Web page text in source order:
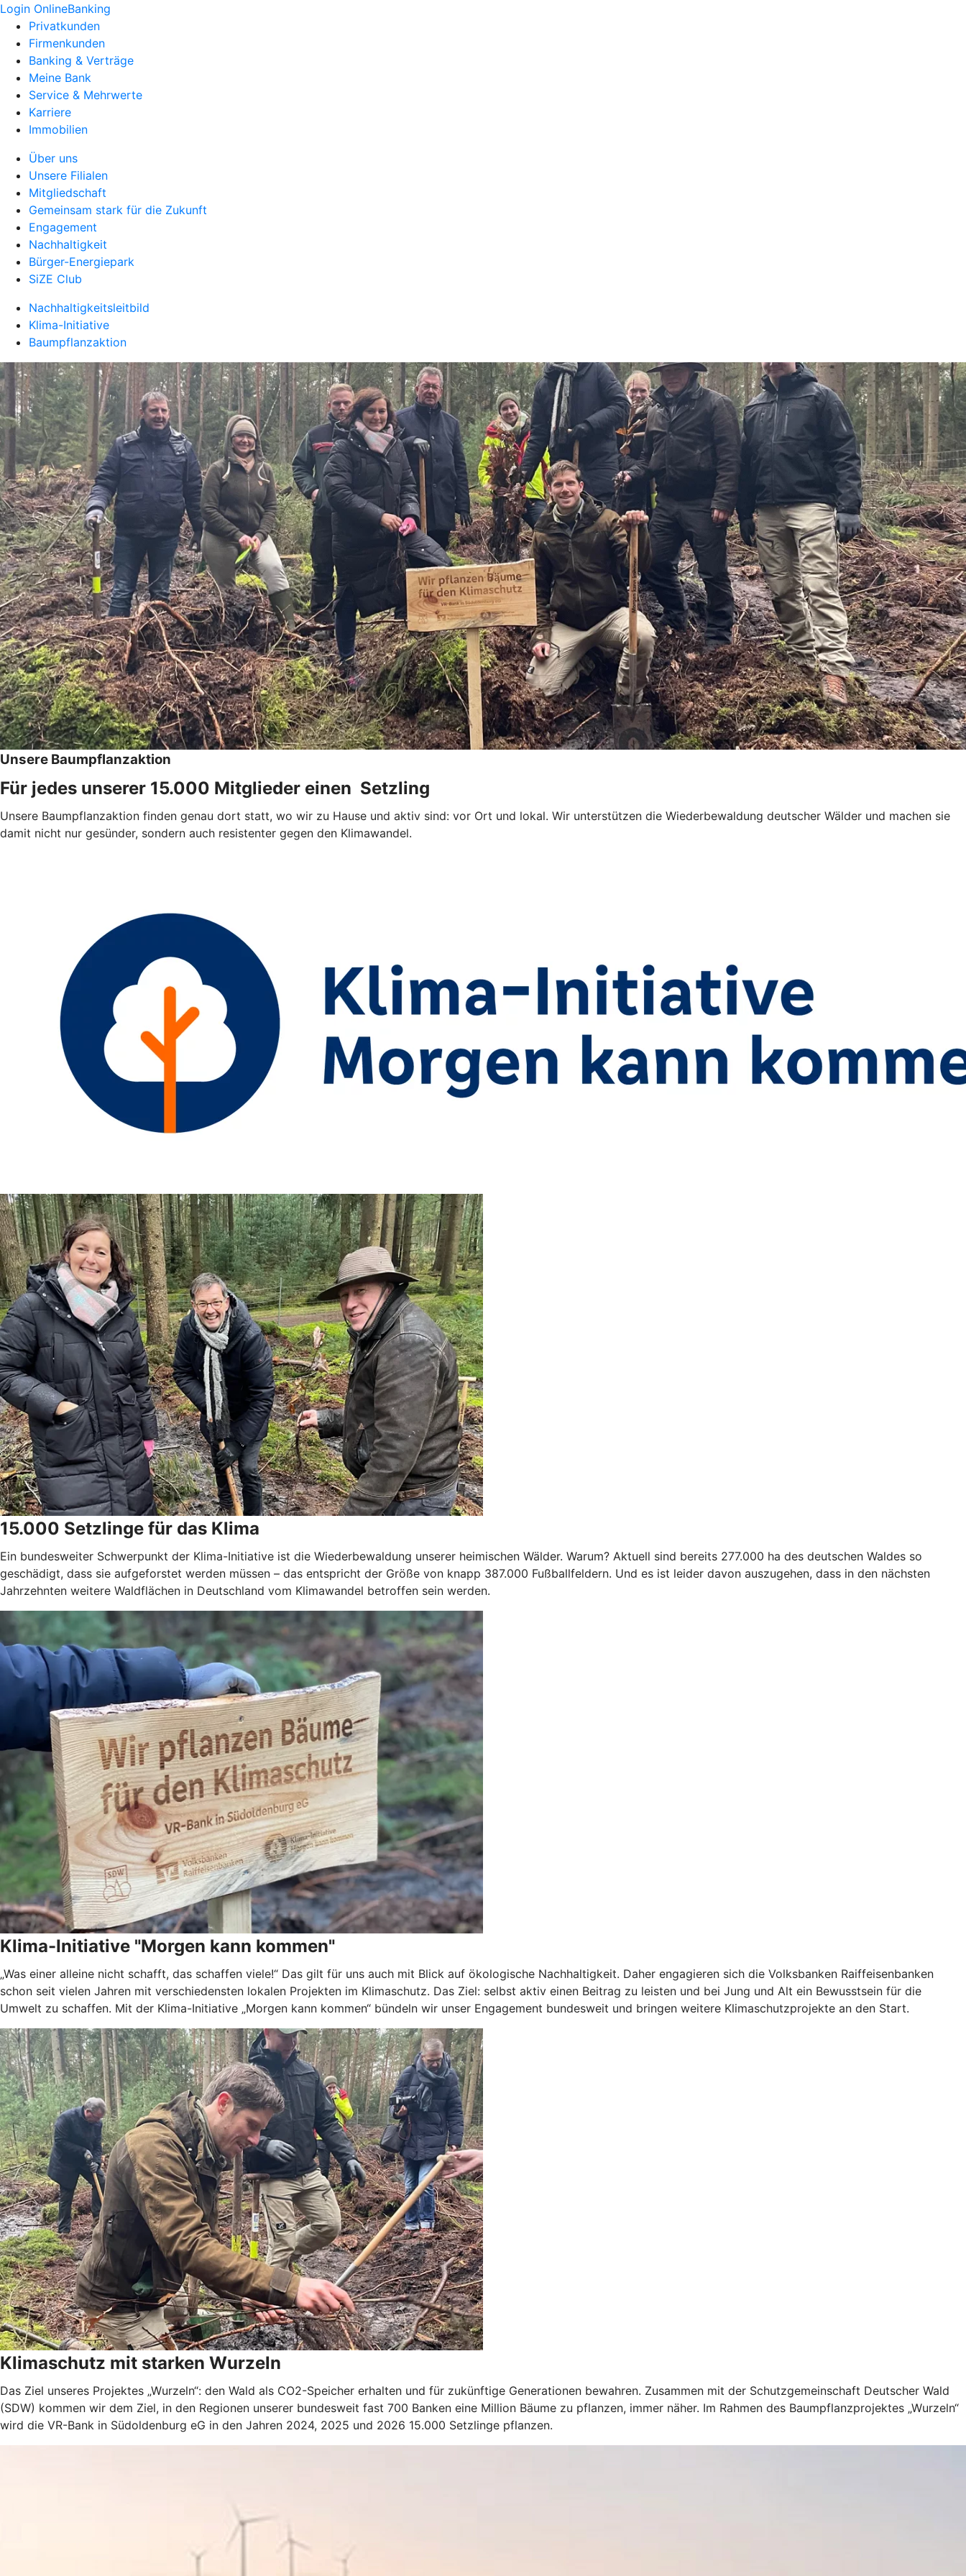
Login OnlineBanking
Privatkunden
Firmenkunden
Banking & Verträge
Meine Bank
Service & Mehrwerte
Karriere
Immobilien
Über uns
Unsere Filialen
Mitgliedschaft
Gemeinsam stark für die Zukunft
Engagement
Nachhaltigkeit
Bürger-Energiepark
SiZE Club
Nachhaltigkeitsleitbild
Klima-Initiative
Baumpflanzaktion
Unsere Baumpflanzaktion
Für jedes unserer 15.000 Mitglieder einen Setzling
Unsere Baumpflanzaktion finden genau dort statt, wo wir zu Hause und aktiv sind: vor Ort und lokal. Wir unterstützen die Wiederbewaldung deutscher Wälder und machen sie
damit nicht nur gesünder, sondern auch resistenter gegen den Klimawandel.
15.000 Setzlinge für das Klima
Ein bundesweiter Schwerpunkt der Klima-Initiative ist die Wiederbewaldung unserer heimischen Wälder. Warum? Aktuell sind bereits 277.000 ha des deutschen Waldes so
geschädigt, dass sie aufgeforstet werden müssen – das entspricht der Größe von knapp 387.000 Fußballfeldern. Und es ist leider davon auszugehen, dass in den nächsten
Jahrzehnten weitere Waldflächen in Deutschland vom Klimawandel betroffen sein werden.
Klima-Initiative "Morgen kann kommen"
„Was einer alleine nicht schafft, das schaffen viele!“ Das gilt für uns auch mit Blick auf ökologische Nachhaltigkeit. Daher engagieren sich die Volksbanken Raiffeisenbanken
schon seit vielen Jahren mit verschiedensten lokalen Projekten im Klimaschutz. Das Ziel: selbst aktiv einen Beitrag zu leisten und bei Jung und Alt ein Bewusstsein für die
Umwelt zu schaffen. Mit der Klima-Initiative „Morgen kann kommen“ bündeln wir unser Engagement bundesweit und bringen weitere Klimaschutzprojekte an den Start.
Klimaschutz mit starken Wurzeln
Das Ziel unseres Projektes „Wurzeln“: den Wald als CO2-Speicher erhalten und für zukünftige Generationen bewahren. Zusammen mit der Schutzgemeinschaft Deutscher Wald
(SDW) kommen wir dem Ziel, in den Regionen unserer bundesweit fast 700 Banken eine Million Bäume zu pflanzen, immer näher. Im Rahmen des Baumpflanzprojektes „Wurzeln“
wird die VR-Bank in Südoldenburg eG in den Jahren 2024, 2025 und 2026 15.000 Setzlinge pflanzen.